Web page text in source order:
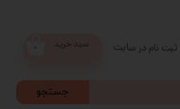
جستجو
سبد خرید ثبت نام در سایت